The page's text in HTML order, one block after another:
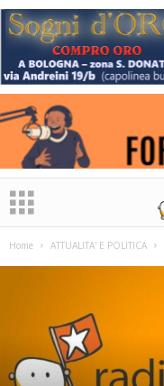
Home ATTUALITA' E POLITICA